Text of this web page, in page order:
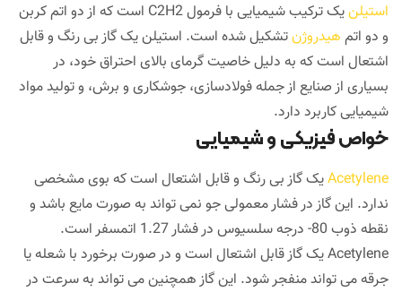
استیلن
یک ترکیب شیمیایی با فرمول C2H2 است که از دو اتم کربن
و دو اتم هیدروژنتشکیل شده است. استیلن یک گاز بی رنگ و قابل
اشتعال است که به دلیل خاصیت گرمای بالای احتراق خود، در
بسیاری از صنایع از جمله فولادسازی، جوشکاری و برش، و تولید مواد
شیمیایی کاربرد دارد.
خواص فیزیکی و شیمیایی
Acetyleneیک گاز بی رنگ و قابل اشتعال است که بوی مشخصی
ندارد. این گاز در فشار معمولی جو نمی تواند به صورت مایع باشد و
نقطه ذوب 80- درجه سلسیوس در فشار 1.27 اتمسفر است.
Acetylene یک گاز قابل اشتعال است و در صورت برخورد با شعله یا
جرقه می تواند منفجر شود. این گاز همچنین می تواند به سرعت در